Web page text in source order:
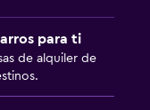
para ti
de alquiler de